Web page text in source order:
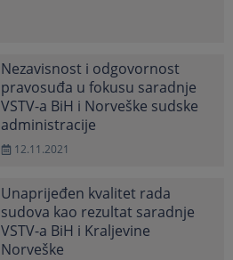
Nezavisnost i odgovornost
pravosuđa u fokusu saradnje
VSTV-a BiH i Norveške sudske
administracije
12.11.2021
Unaprijeđen kvalitet rada
sudova kao rezultat saradnje
VSTV-a BiH i Kraljevine
Norveške